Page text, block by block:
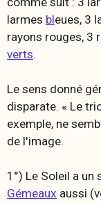
larmes bleues, 3
rayons rouges, 3
verts.
Le sens donné
disparate. « Le
exemple, ne
de l'image.
1°) Le Soleil a un
Gémeaux aussi